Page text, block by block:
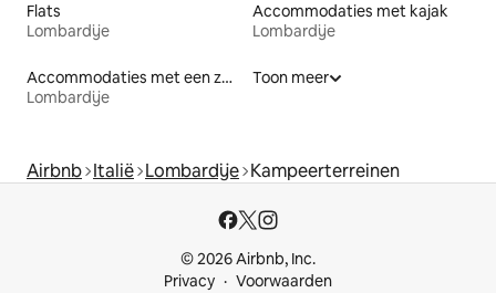
Flats
Lombardije
Accommodaties met kajak
Lombardije
Accommodaties met een zwembad
Lombardije
Toon meer
Airbnb Italië Lombardije Kampeerterreinen
© 2026 Airbnb, Inc.
Privacy
Voorwaarden